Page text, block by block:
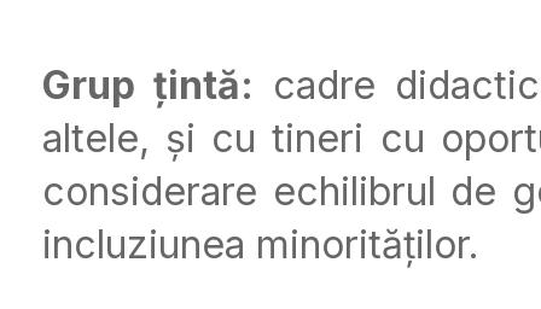
Grup țintă: cadre
altele, și cu tineri cu
considerare echilibrul de
incluziunea minorităților.